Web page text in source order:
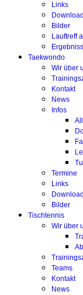
Links
Bilder
Lauftreff
Taekwondo
Wir über
Kontakt
News
Infos
Termine
Links
Bilder
Tischtennis
Wir über
Teams
Kontakt
News